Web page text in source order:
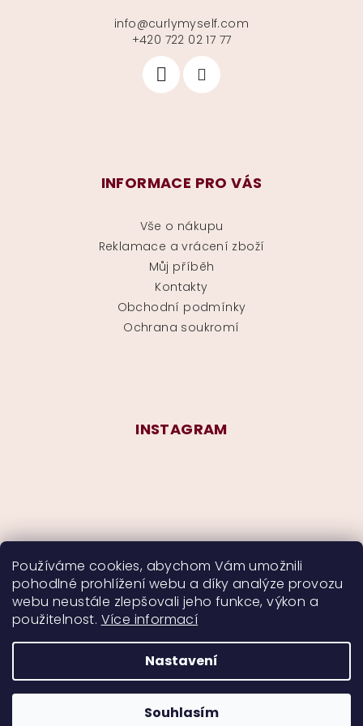
Používáme cookies, abychom Vám umožnili
pohodlné prohlížení webu a díky analýze provozu
webu neustále zlepšovali jeho funkce, výkon a
použitelnost. Více informací
Nastavení
Souhlasím
info@curlymyself.com
+420 722 02 17 77
INFORMACE PRO VÁS
Vše o nákupu
Reklamace a vrácení zboží
Můj příběh
Kontakty
Obchodní podmínky
Ochrana soukromí
INSTAGRAM
Sledovat na Instagramu